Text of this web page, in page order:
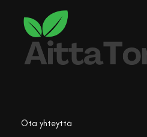
Ota yhteyttä